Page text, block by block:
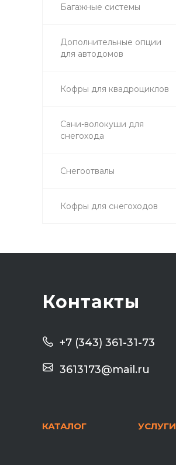
Багажные системы
Дополнительные опции
для автодомов
Кофры для квадроциклов
Сани-волокуши для
снегохода
Снегоотвалы
Кофры для снегоходов
Контакты
+7 (343) 361-31-73
3613173@mail.ru
КАТАЛОГ УСЛУГИ